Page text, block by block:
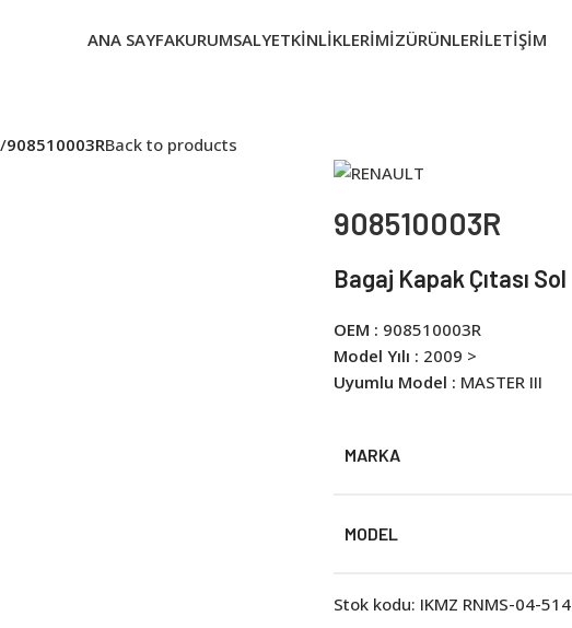
ANA SAYFAKURUMSALYETKINLIKLERIMIZÜRÜNLERİLETIŞIM
908510003RBack to products
908510003R
Bagaj Kapak Çıtası Sol
OEM : 908510003R
Model Yılı : 2009 >
Uyumlu Model : MASTER III
MARKA
MODEL
Stok kodu: IKMZ RNMS-04-514